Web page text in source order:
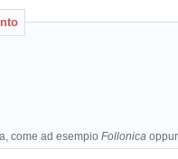
come ad esempio Follonica